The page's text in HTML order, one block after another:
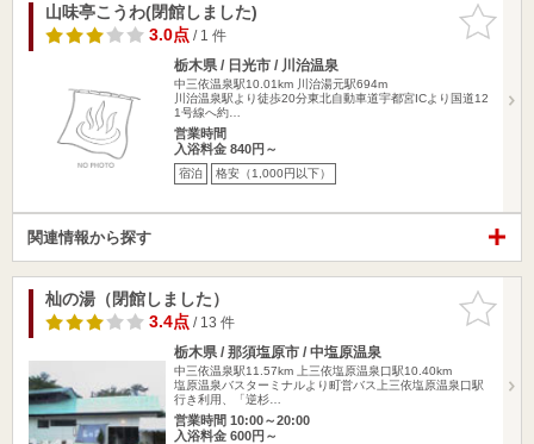
お気に入
りに追加
山味亭こうわ(閉館しました)
3.0点/ 1 件
栃木県 / 日光市 / 川治温泉
中三依温泉駅10.01km
川治湯元駅694m
川治温泉駅より徒歩20分東北自動車道宇都宮ICより国道12
1号線へ約…
営業時間
入浴料金 840円～
宿泊 格安（1,000円以下）
関連情報から探す
お気に入
りに追加
杣の湯（閉館しました）
3.4点/ 13 件
栃木県 / 那須塩原市 / 中塩原温泉
中三依温泉駅11.57km
上三依塩原温泉口駅10.40km
塩原温泉バスターミナルより町営バス上三依塩原温泉口駅
行き利用、「逆杉…
営業時間 10:00～20:00
入浴料金 600円～